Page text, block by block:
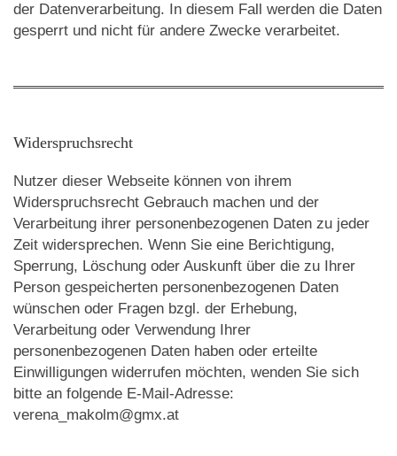
der Datenverarbeitung. In diesem Fall werden die Daten
gesperrt und nicht für andere Zwecke verarbeitet.
Widerspruchsrecht
Nutzer dieser Webseite können von ihrem
Widerspruchsrecht Gebrauch machen und der
Verarbeitung ihrer personenbezogenen Daten zu jeder
Zeit widersprechen. Wenn Sie eine Berichtigung,
Sperrung, Löschung oder Auskunft über die zu Ihrer
Person gespeicherten personenbezogenen Daten
wünschen oder Fragen bzgl. der Erhebung,
Verarbeitung oder Verwendung Ihrer
personenbezogenen Daten haben oder erteilte
Einwilligungen widerrufen möchten, wenden Sie sich
bitte an folgende E-Mail-Adresse:
verena_makolm@gmx.at